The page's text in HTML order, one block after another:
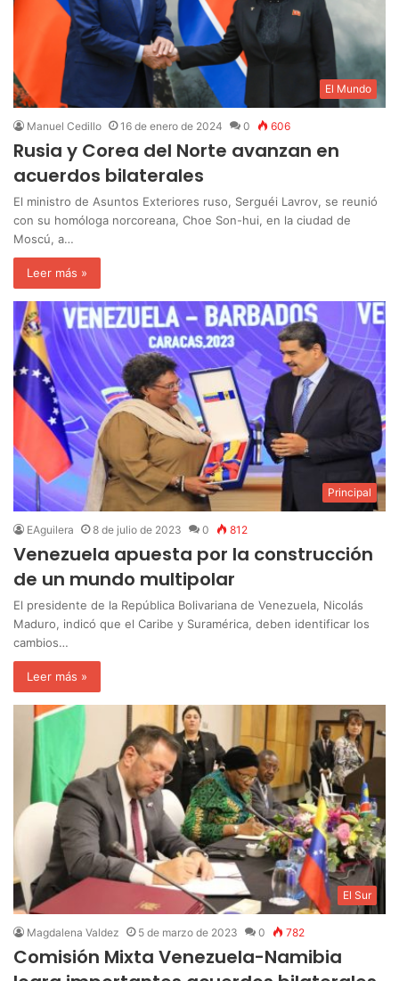
El Mundo
Manuel Cedillo 16 de enero de 2024 0 606
Rusia y Corea del Norte avanzan en
acuerdos bilaterales
El ministro de Asuntos Exteriores ruso, Serguéi Lavrov, se reunió
con su homóloga norcoreana, Choe Son-hui, en la ciudad de
Moscú, a…
Leer más »
Principal
EAguilera 8 de julio de 2023 0 812
Venezuela apuesta por la construcción
de un mundo multipolar
El presidente de la República Bolivariana de Venezuela, Nicolás
Maduro, indicó que el Caribe y Suramérica, deben identificar los
cambios…
Leer más »
El Sur
Magdalena Valdez 5 de marzo de 2023 0 782
Comisión Mixta Venezuela-Namibia